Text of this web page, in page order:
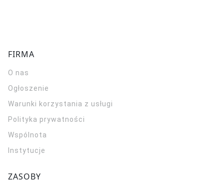
FIRMA
O nas
Ogłoszenie
Warunki korzystania z usługi
Polityka prywatności
Wspólnota
Instytucje
ZASOBY